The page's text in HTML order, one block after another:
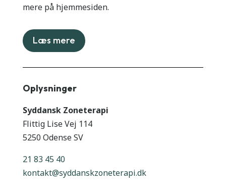
mere på hjemmesiden.
Læs mere
Oplysninger
Syddansk Zoneterapi
Flittig Lise Vej 114
5250 Odense SV
21 83 45 40
kontakt@syddanskzoneterapi.dk